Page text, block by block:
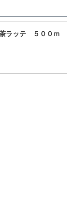
ラッテ ５００ｍ